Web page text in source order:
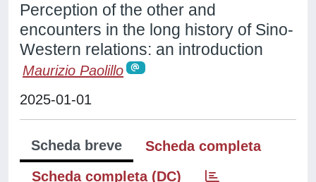
Perception of the other and
encounters in the long history of Sino-
Western relations: an introduction
Maurizio Paolillo
2025-01-01
Scheda breve
Scheda completa
Scheda completa (DC)